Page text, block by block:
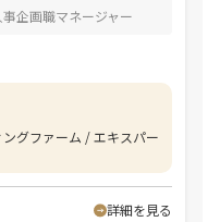
企画職マネージャー
グファーム / エキスパー
詳細を見る